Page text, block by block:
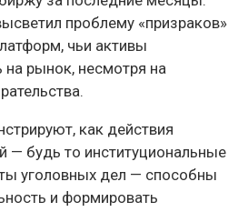
проблему «призраков»
чьи активы
рынок, несмотря на
как действия
— будь то институциональные
уголовных дел — способны
и формировать